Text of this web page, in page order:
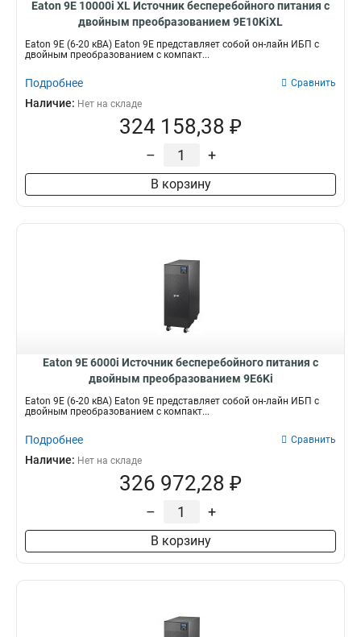
Eaton 9E 10000i XL Источник бесперебойного питания с
двойным преобразованием 9E10KiXL
Eaton 9E (6-20 кВА) Eaton 9E представляет собой он-лайн ИБП с
двойным преобразованием с компакт...
Подробнее Сравнить
Наличие: Нет на складе
324 158,38 ₽
– +
В корзину
Eaton 9E 6000i Источник бесперебойного питания с
двойным преобразованием 9E6Ki
Eaton 9E (6-20 кВА) Eaton 9E представляет собой он-лайн ИБП с
двойным преобразованием с компакт...
Подробнее Сравнить
Наличие: Нет на складе
326 972,28 ₽
– +
В корзину